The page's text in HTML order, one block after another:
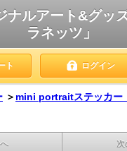
ナルアート&グッ
ラネッツ」
ト ログイン
＞ mini portraitステッカー
次